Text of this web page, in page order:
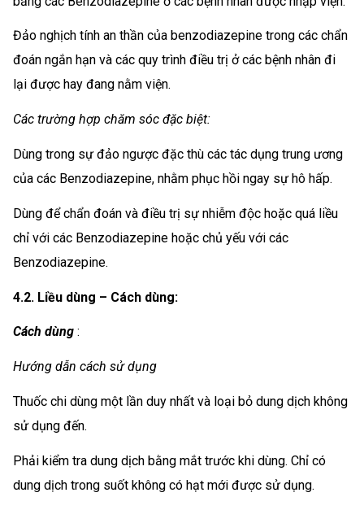
Đảo nghịch tính an thần của benzodiazepine trong các chẩn
đoán ngắn hạn và các quy trình điều trị ở các bệnh nhân đi
lại được hay đang nằm viện.
Các trường hợp chăm sóc đặc biệt:
Dùng trong sự đảo ngược đặc thù các tác dụng trung ương
của các Benzodiazepine, nhằm phục hồi ngay sự hô hấp.
Dùng để chẩn đoán và điều trị sự nhiễm độc hoặc quá liều
chỉ với các Benzodiazepine hoặc chủ yếu với các
Benzodiazepine.
4.2. Liều dùng – Cách dùng:
Cách dùng :
Hướng dẫn cách sử dụng
Thuốc chi dùng một lần duy nhất và loại bỏ dung dịch không
sử dụng đến.
Phải kiểm tra dung dịch bằng mắt trước khi dùng. Chỉ có
dung dịch trong suốt không có hạt mới được sử dụng.